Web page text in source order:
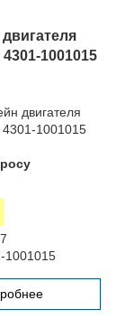
1001015
1001015